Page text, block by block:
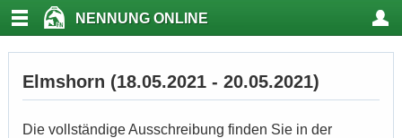
NENNUNG ONLINE
Elmshorn (18.05.2021 - 20.05.2021)
Die vollständige Ausschreibung finden Sie in der